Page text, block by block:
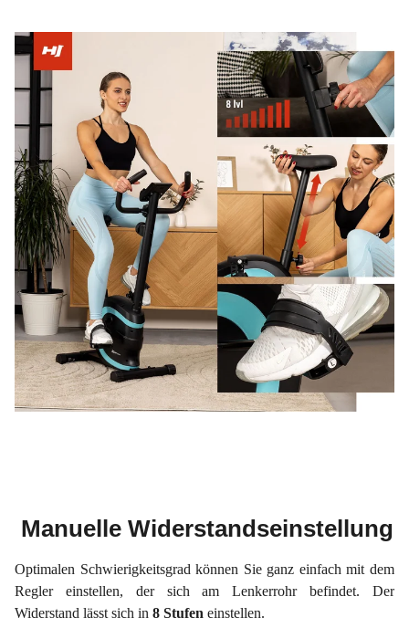
Manuelle Widerstandseinstellung
Optimalen Schwierigkeitsgrad können Sie ganz einfach mit dem
Regler einstellen, der sich am Lenkerrohr befindet. Der
Widerstand lässt sich in 8 Stufen einstellen.